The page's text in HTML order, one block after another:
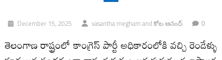
December 15, 2025 vasantha megham and కోట ఆనంద్ 0
తెలంగాణ రాష్ట్రంలో కాంగ్రెస్ పార్టీ అధికారంలోకి వచ్చి రెండేళ్ళు